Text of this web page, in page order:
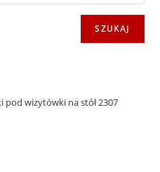
SZUKAJ
pod wizytówki na stół 2307